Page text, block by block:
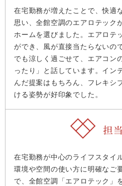
在宅勤務が増えたことで、快適
思い、全館空調のエアロテック
ホームを選びました。エアロテ
ができ、風が直接当たらないの
でも涼しく過ごせて、エアコン
ったり」と話しています。イン
んだ提案はもちろん、フレキシ
ける姿勢が好印象でした。
在宅勤務が中心のライフスタイ
環境や空間の使い方に明確なご
で、全館空調「エアロテック」